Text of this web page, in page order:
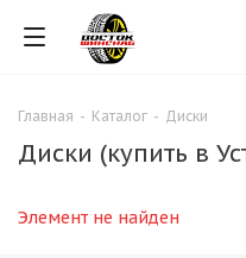
Главная - Каталог - Диски
Диски (купить в
Элемент не найден